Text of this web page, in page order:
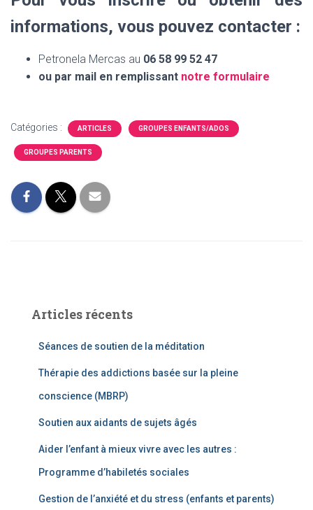
informations, vous pouvez contacter :
Petronela Mercas au 06 58 99 52 47
ou par mail en remplissant notre formulaire
Catégories : ARTICLES GROUPES ENFANTS/ADOS
GROUPES PARENTS
Articles récents
Séances de soutien de la méditation
Thérapie des addictions basée sur la pleine
conscience (MBRP)
Soutien aux aidants de sujets âgés
Aider l’enfant à mieux vivre avec les autres :
Programme d’habiletés sociales
Gestion de l’anxiété et du stress (enfants et parents)